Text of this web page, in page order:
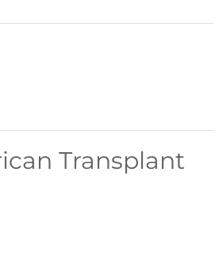
Transplant